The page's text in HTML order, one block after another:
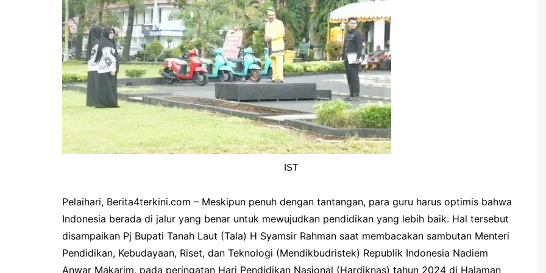
Pemkab Kapuas
Pemkab Pulpis
Pemkab Katingan
Pemkab Kobar
Pemkab Kotim
Pemkab Lamandau
Pemkab Seruyan
Pemkab Sukamara
DPRD Kapuas
DPRD Katingan
DPRD Kobar
DPRD Kotim
DPRD Lamandau
DPRD Pulang Pisau
DPRD Seruyan
DPRD Sukamara
IST
Pelaihari, Berita4terkini.com – Meskipun penuh dengan tantangan, para guru harus optimis bahwa
Indonesia berada di jalur yang benar untuk mewujudkan pendidikan yang lebih baik. Hal tersebut
disampaikan Pj Bupati Tanah Laut (Tala) H Syamsir Rahman saat membacakan sambutan Menteri
Pendidikan, Kebudayaan, Riset, dan Teknologi (Mendikbudristek) Republik Indonesia Nadiem
Anwar Makarim, pada peringatan Hari Pendidikan Nasional (Hardiknas) tahun 2024 di Halaman